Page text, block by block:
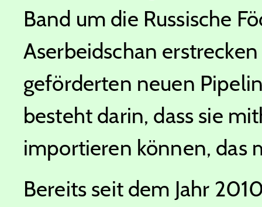
Band um die Russische
Aserbeidschan
geförderten neuen
besteht darin, dass sie
importieren können, das
Bereits seit dem Jahr